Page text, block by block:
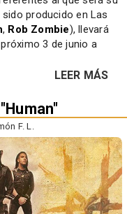
producido en Las
, Rob Zombie), llevará
3 de junio a
LEER MÁS
F. L.